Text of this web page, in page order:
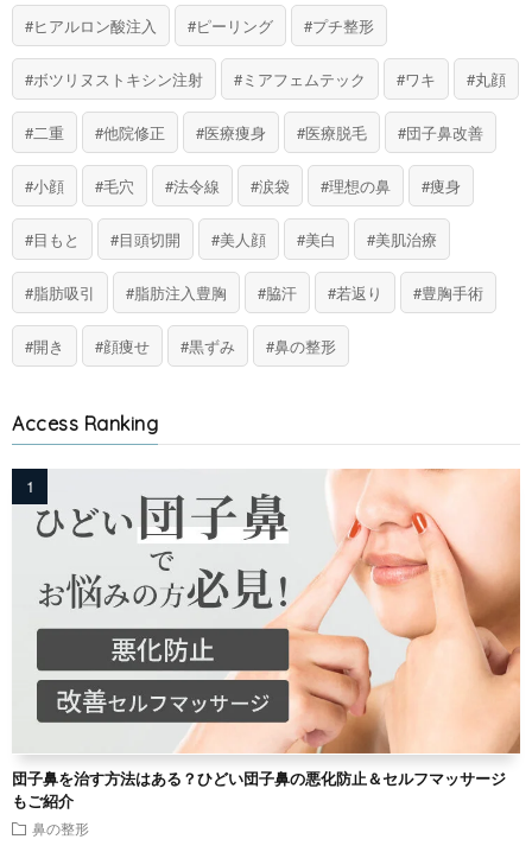
ヒアルロン酸注入 ピーリング プチ整形
ボツリヌストキシン注射 ミアフェムテック ワキ 丸顔
二重 他院修正 医療痩身 医療脱毛 団子鼻改善
小顔 毛穴 法令線 涙袋 理想の鼻 痩身
目もと 目頭切開 美人顔 美白 美肌治療
脂肪吸引 脂肪注入豊胸 脇汗 若返り 豊胸手術
開き 顔痩せ 黒ずみ 鼻の整形
Access Ranking
団子鼻を治す方法はある？ひどい団子鼻の悪化防止＆セルフマッサージ
もご紹介
鼻の整形